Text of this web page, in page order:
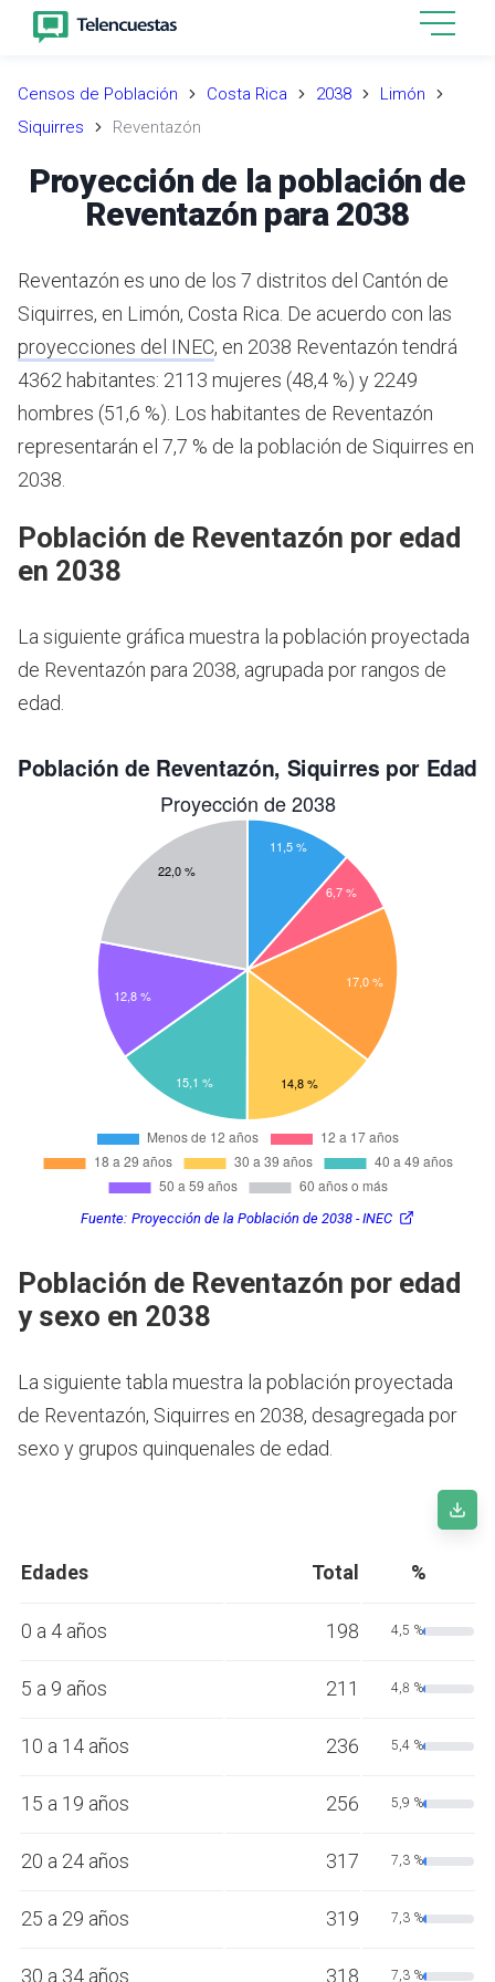
Censos de Población Costa Rica 2038
Limón
Siquirres
Reventazón
Proyección de la población de
Reventazón para 2038
Reventazón es uno de los 7 distritos del Cantón de
Siquirres, en Limón, Costa Rica. De acuerdo con las
proyecciones del INEC, en 2038 Reventazón tendrá
4362 habitantes: 2113 mujeres (48,4 %) y 2249
hombres (51,6 %). Los habitantes de Reventazón
representarán el 7,7 % de la población de Siquirres en
2038.
Población de Reventazón por edad
en 2038
La siguiente gráfica muestra la población proyectada
de Reventazón para 2038, agrupada por rangos de
edad.
Fuente: Proyección de la Población de 2038 - INEC
Población de Reventazón por edad
y sexo en 2038
La siguiente tabla muestra la población proyectada
de Reventazón, Siquirres en 2038, desagregada por
sexo y grupos quinquenales de edad.
Edades Total %
0 a 4 años 198 4,5 %
5 a 9 años 211 4,8 %
10 a 14 años 236 5,4 %
15 a 19 años 256 5,9 %
20 a 24 años 317 7,3 %
25 a 29 años 319 7,3 %
30 a 34 años 318 7,3 %